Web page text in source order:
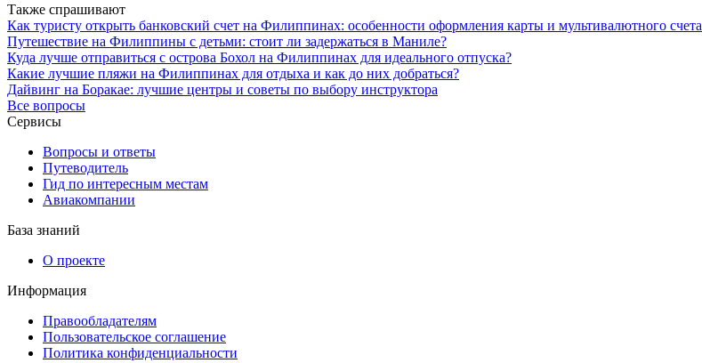
Также спрашивают
Как туристу открыть банковский счет на Филиппинах: особенности оформления карты и мультивалютного счета
Путешествие на Филиппины с детьми: стоит ли задержаться в Маниле?
Куда лучше отправиться с острова Бохол на Филиппинах для идеального отпуска?
Какие лучшие пляжи на Филиппинах для отдыха и как до них добраться?
Дайвинг на Боракае: лучшие центры и советы по выбору инструктора
Все вопросы
Сервисы
Вопросы и ответы
Путеводитель
Гид по интересным местам
Авиакомпании
База знаний
О проекте
Информация
Правообладателям
Пользовательское соглашение
Политика конфиденциальности